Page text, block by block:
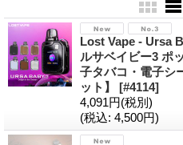
Lost Vape - Ursa
ルサベイビー3 ポ
子タバコ・電子シ
ット】 [#4114]
4,091円(税別)
(税込: 4,500円)